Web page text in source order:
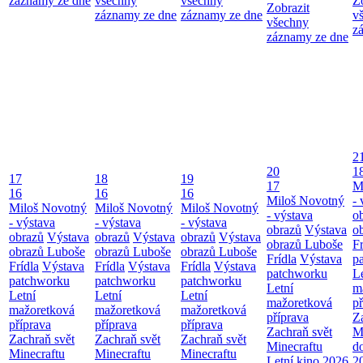
záznamy ze dne záznamy ze dne
Zobrazit
všechny
záznamy ze dne
17
16
Miloš Novotný
- výstava
obrazů Výstava
obrazů Luboše
Frídla Výstava
patchworku
Letní
mažoretková
příprava
Zachraň svět
Minecraftu
18
16
Miloš Novotný
- výstava
obrazů Výstava
obrazů Luboše
Frídla Výstava
patchworku
Letní
mažoretková
příprava
Zachraň svět
Minecraftu
19
16
Miloš Novotný
- výstava
obrazů Výstava
obrazů Luboše
Frídla Výstava
patchworku
Letní
mažoretková
příprava
Zachraň svět
Minecraftu
20
17
Miloš Novotný
- výstava
obrazů Výstava
obrazů Luboše
Frídla Výstava
patchworku
Letní
mažoretková
příprava
Zachraň svět
Minecraftu
-